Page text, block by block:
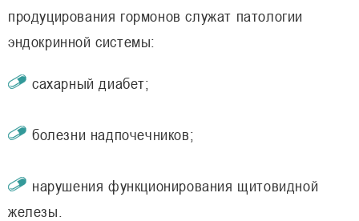
продуцирования гормонов служат патологии
эндокринной системы:
сахарный диабет;
болезни надпочечников;
нарушения функционирования щитовидной
железы.